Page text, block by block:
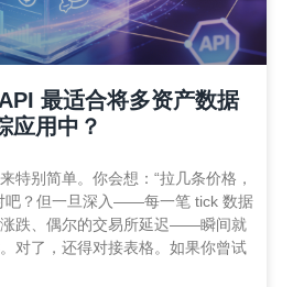
最适合将多资产数据
应用中？
特别简单。你会想：“拉几条价格，
吧？但一旦深入——每一笔 tick 数据
跌、偶尔的交易所延迟——瞬间就
对了，还得对接表格。如果你曾试